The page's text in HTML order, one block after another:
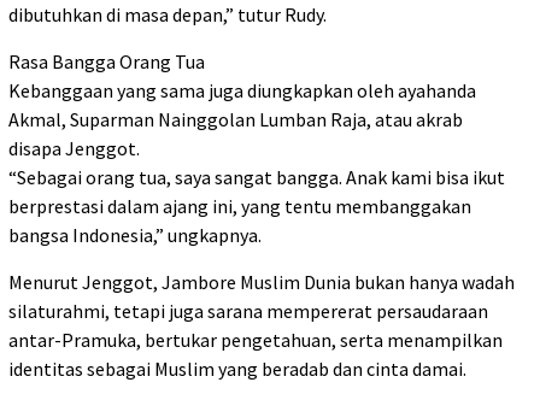
dibutuhkan di masa depan,” tutur Rudy.
Rasa Bangga Orang Tua
Kebanggaan yang sama juga diungkapkan oleh ayahanda
Akmal, Suparman Nainggolan Lumban Raja, atau akrab
disapa Jenggot.
“Sebagai orang tua, saya sangat bangga. Anak kami bisa ikut
berprestasi dalam ajang ini, yang tentu membanggakan
bangsa Indonesia,” ungkapnya.
Menurut Jenggot, Jambore Muslim Dunia bukan hanya wadah
silaturahmi, tetapi juga sarana mempererat persaudaraan
antar-Pramuka, bertukar pengetahuan, serta menampilkan
identitas sebagai Muslim yang beradab dan cinta damai.